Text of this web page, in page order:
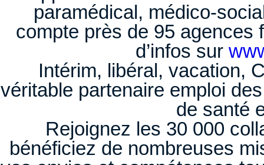
paramédical, médico-
compte près de 95
d’infos sur
Intérim, libéral, vacation,
véritable partenaire emploi
de santé
Rejoignez les 30 000
bénéficiez de nombreuses